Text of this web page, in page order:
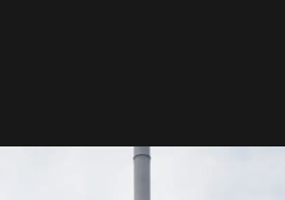
de barcos personalizado